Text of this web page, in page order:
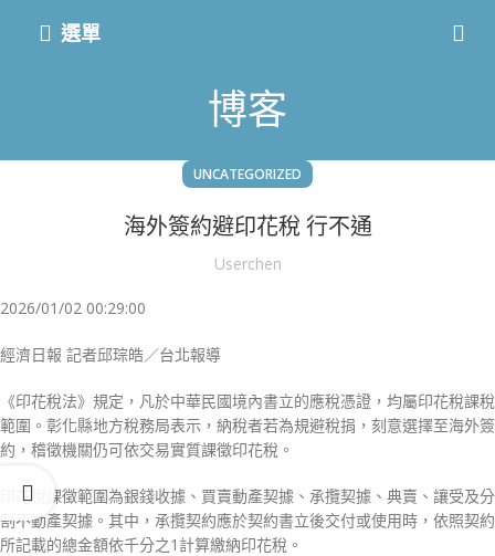
選單
博客
UNCATEGORIZED
海外簽約避印花稅 行不通
Userchen
2026/01/02 00:29:00
經濟日報 記者邱琮皓／台北報導
《印花稅法》規定，凡於中華民國境內書立的應稅憑證，均屬印花稅課稅
範圍。彰化縣地方稅務局表示，納稅者若為規避稅捐，刻意選擇至海外簽
約，稽徵機關仍可依交易實質課徵印花稅。
印花稅課徵範圍為銀錢收據、買賣動產契據、承攬契據、典賣、讓受及分
割不動產契據。其中，承攬契約應於契約書立後交付或使用時，依照契約
所記載的總金額依千分之1計算繳納印花稅。